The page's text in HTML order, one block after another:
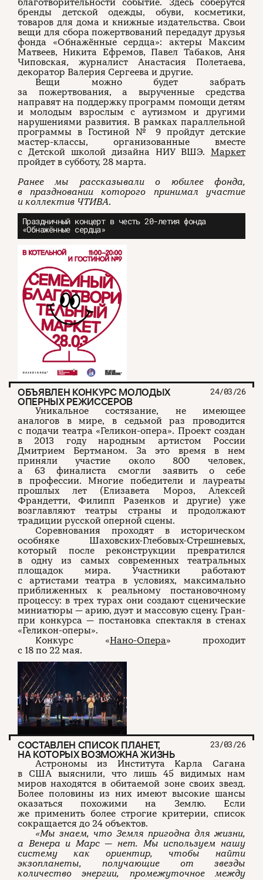
бренды детской одежды, обуви, косметики,
товаров для дома и книжные издательства. Свои
вещи для сбора пожертвований передадут друзья
фонда «Обнажённые сердца»: актеры Максим
Матвеев, Никита Ефремов, Павел Табаков, Аня
Чиповская, журналист Анастасия Полетаева,
декоратор Валерия Сергеева и другие.
Вещи можно будет забрать
за пожертвования, а вырученные средства
направят на поддержку программ помощи детям
и молодым взрослым с аутизмом и другими
нарушениями развития. В рамках параллельной
программы в Гостиной № 9 пройдут детские
мастер-классы, организованные вместе
с Детской школой дизайна НИУ ВШЭ. Маркет
пройдет в субботу, 28 марта.
Ранее мы рассказывали о юбилее фонда,
в праздновании которого принимал участие
и коллектив ЧТИВА.
Праздничный концерт в честь 20-летия фонда
«Обнажённые сердца»
ОБЪЯВЛЕН КОНКУРС МОЛОДЫХ
ОПЕРНЫХ РЕЖИССЕРОВ
24/03/26
Уникальное состязание, не имеющее
аналогов в мире, в седьмой раз проводится
с подачи театра «Геликон-опера». Проект создан
в 2013 году народным артистом России
Дмитрием Бертманом. За это время в нем
приняли участие около 800 человек,
а 63 финалиста смогли заявить о себе
в профессии. Многие победители и лауреаты
прошлых лет (Елизавета Мороз, Алексей
Франдетти, Филипп Разенков и другие) уже
возглавляют театры страны и продолжают
традиции русской оперной сцены.
Соревнования проходят в историческом
особняке Шаховских-Глебовых-Стрешневых,
который после реконструкции превратился
в одну из самых современных театральных
площадок мира. Участники работают
с артистами театра в условиях, максимально
приближенных к реальному постановочному
процессу: в трех турах они создают сценические
миниатюры — арию, дуэт и массовую сцену. Гран-
при конкурса — постановка спектакля в стенах
«Геликон-оперы».
Конкурс «Нано-Опера» проходит
с 18 по 22 мая.
СОСТАВЛЕН СПИСОК ПЛАНЕТ,
НА КОТОРЫХ ВОЗМОЖНА ЖИЗНЬ
23/03/26
Астрономы из Института Карла Сагана
в США выяснили, что лишь 45 видимых нам
миров находятся в обитаемой зоне своих звезд.
Более половины из них имеют высокие шансы
оказаться похожими на Землю. Если
же применить более строгие критерии, список
сокращается до 24 объектов.
«Мы знаем, что Земля пригодна для жизни,
а Венера и Марс — нет. Мы используем нашу
систему как ориентир, чтобы найти
экзопланеты, получающие от звезды
количество энергии, промежуточное между